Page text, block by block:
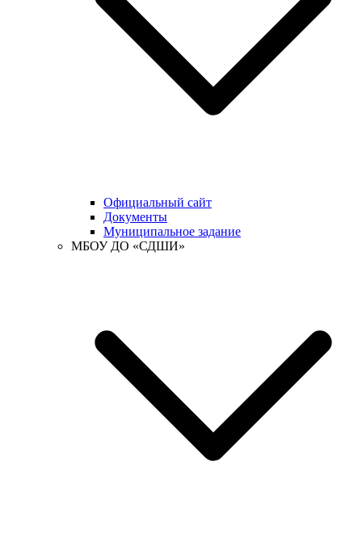
Официальный сайт
Документы
Муниципальное задание
МБОУ ДО «СДШИ»